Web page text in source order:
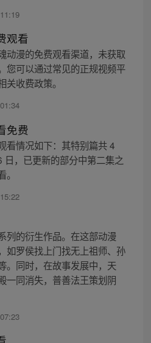
观看
动漫的免费观看渠道，未获取
您可以通过常见的正规视频平
收费政策。
免费
看情况如下：其特别篇共 4
，已更新的部分中第二集之
列的衍生作品。在这部动漫
如罗侯找上门找无上祖师、孙
。同时，在故事发展中，天
一同消失，普善法王策划阴